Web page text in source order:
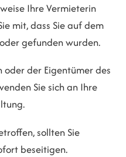
Ihre Vermieterin
mit, dass Sie auf dem
gefunden wurden.
der Eigentümer des
Sie sich an Ihre
sollten Sie
beseitigen.